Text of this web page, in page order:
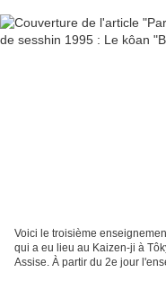
Voici le troisième
qui a eu lieu au Kaizen-ji à
Assise. À partir du 2e jour